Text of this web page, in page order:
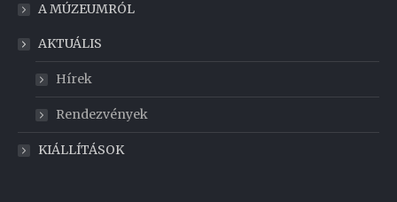
A MÚZEUMRÓL
AKTUÁLIS
Hírek
Rendezvények
KIÁLLÍTÁSOK